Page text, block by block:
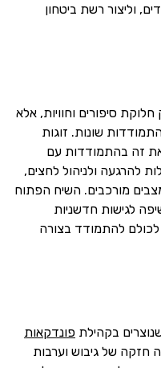
וליצור רשת ביטחון
סיפורים וחוויות, אלא
שונות. זוגות
את זה בהתמודדות עם
להרגעה ולניהול לחצים,
מורכבים. השיח הפתוח
לגישות חדשניות
לכולם להתמודד בצורה
בקהילת פונדקאות
חזקה של גיבוש וערבות